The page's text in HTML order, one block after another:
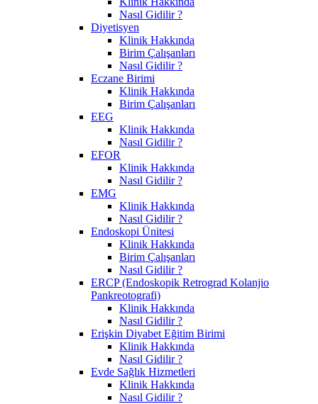
Nasıl Gidilir ?
Diyetisyen
Klinik Hakkında
Birim Çalışanları
Nasıl Gidilir ?
Eczane Birimi
Klinik Hakkında
Birim Çalışanları
EEG
Klinik Hakkında
Nasıl Gidilir ?
EFOR
Klinik Hakkında
Nasıl Gidilir ?
EMG
Klinik Hakkında
Nasıl Gidilir ?
Endoskopi Ünitesi
Klinik Hakkında
Birim Çalışanları
Nasıl Gidilir ?
ERCP (Endoskopik Retrograd Kolanjio
Pankreotografi)
Klinik Hakkında
Nasıl Gidilir ?
Erişkin Diyabet Eğitim Birimi
Klinik Hakkında
Nasıl Gidilir ?
Evde Sağlık Hizmetleri
Klinik Hakkında
Nasıl Gidilir ?